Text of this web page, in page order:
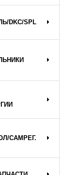
DKC/SPL
САМРЕГ.